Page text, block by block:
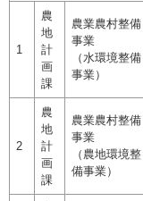
1
農
地
計
画
課
農業農村整備
事業
（水環境整備
事業）
2
農
地
計
画
課
農業農村整備
事業
（農地環境整
備事業）